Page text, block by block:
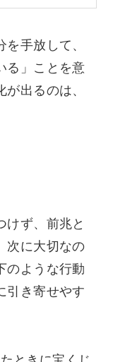
手放して、
る」ことを意
出るのは、
けず、前兆と
次に大切なの
のような行動
引き寄せやす